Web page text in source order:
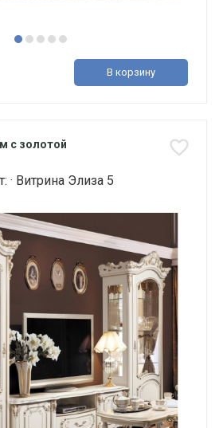
В корзину
с золотой
· Витрина Элиза 5